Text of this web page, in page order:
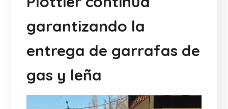
garantizando la
entrega de garrafas de
gas y leña